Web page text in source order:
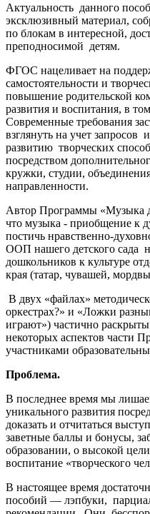
Актуальность данного
эксклюзивный материал,
по блокам в интересной,
преподносимой детям.
ФГОС нацеливает на
самостоятельности и
повышение родительской
развития и воспитания, в
Современные требования
взглянуть на учет запросов
развитию творческих
посредством
кружки, студии,
направленности.
Автор Программы «Музыка
что музыка - приобщение к
постичь нравственно-
ООП нашего детского сада
дошкольников к культуре
края (татар, чувашей,
В двух «файлах»
оркестрах?» и «Ложки
играют») частично
некоторых аспектов части
участниками
Проблема.
В последнее время мы
уникального развития
доказать и отчитаться
заветные баллы и бонусы,
образовании, о высокой
воспитание «творческого
В настоящее время
пособий — лэпбуки,